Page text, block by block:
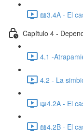
📖3.4A - El
Capítulo 4 -
4.1 -
4.2 - La
📖4.2A - El
📖4.2B - El